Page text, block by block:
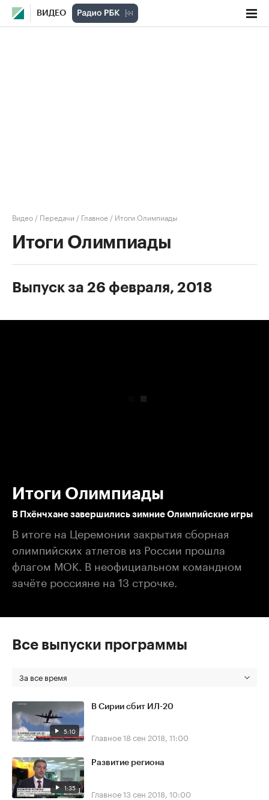
ВИДЕО
Видео / Передачи / Главное / Итоги Олимпиады
Итоги Олимпиады
Выпуск за 26 февраля, 2018
Итоги Олимпиады
В Пхёнчхане завершились зимние Олимпийские игры
В итоге на Церемонии закрытия сборная
олимпийских атлетов из России прошла
флагом МОК. В неофициальном командном
зачёте россияне на 13 строчке.
Все выпуски программы
За все время
5:10
В Сирии сбит ИЛ-20
Главное18 сен 2018, 11:00
1:35
Развитие региона
Главное13 сен 2018, 10:00